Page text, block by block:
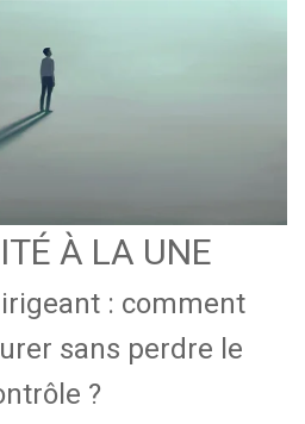
À LA UNE
: comment
sans perdre le
?